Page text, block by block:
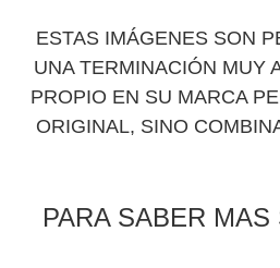
ESTAS IMÁGENES SON
UNA TERMINACIÓN MUY
PROPIO EN SU MARCA
ORIGINAL, SINO
PARA SABER